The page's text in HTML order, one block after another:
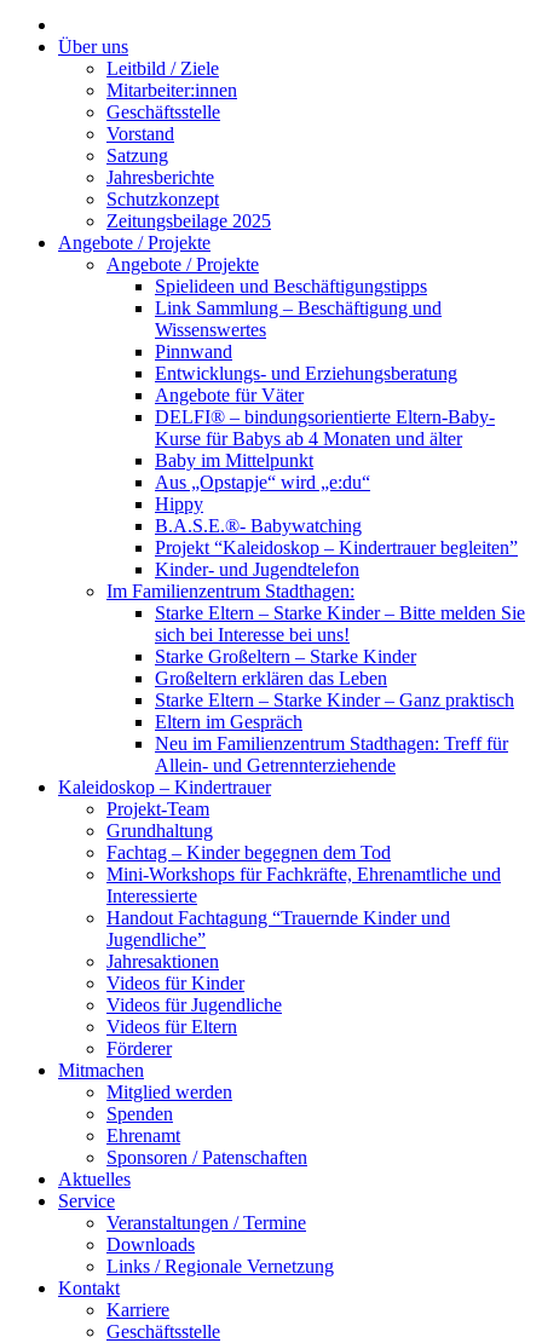
Über uns
Leitbild / Ziele
Mitarbeiter:innen
Geschäftsstelle
Vorstand
Satzung
Jahresberichte
Schutzkonzept
Zeitungsbeilage 2025
Angebote / Projekte
Angebote / Projekte
Spielideen und Beschäftigungstipps
Link Sammlung – Beschäftigung und
Wissenswertes
Pinnwand
Entwicklungs- und Erziehungsberatung
Angebote für Väter
DELFI® – bindungsorientierte Eltern-Baby-
Kurse für Babys ab 4 Monaten und älter
Baby im Mittelpunkt
Aus „Opstapje“ wird „e:du“
Hippy
B.A.S.E.®- Babywatching
Projekt “Kaleidoskop – Kindertrauer begleiten”
Kinder- und Jugendtelefon
Im Familienzentrum Stadthagen:
Starke Eltern – Starke Kinder – Bitte melden Sie
sich bei Interesse bei uns!
Starke Großeltern – Starke Kinder
Großeltern erklären das Leben
Starke Eltern – Starke Kinder – Ganz praktisch
Eltern im Gespräch
Neu im Familienzentrum Stadthagen: Treff für
Allein- und Getrennterziehende
Kaleidoskop – Kindertrauer
Projekt-Team
Grundhaltung
Fachtag – Kinder begegnen dem Tod
Mini-Workshops für Fachkräfte, Ehrenamtliche und
Interessierte
Handout Fachtagung “Trauernde Kinder und
Jugendliche”
Jahresaktionen
Videos für Kinder
Videos für Jugendliche
Videos für Eltern
Förderer
Mitmachen
Mitglied werden
Spenden
Ehrenamt
Sponsoren / Patenschaften
Aktuelles
Service
Veranstaltungen / Termine
Downloads
Links / Regionale Vernetzung
Kontakt
Karriere
Geschäftsstelle